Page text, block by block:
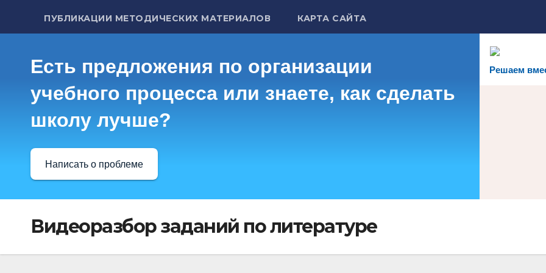
ПУБЛИКАЦИИ МЕТОДИЧЕСКИХ МАТЕРИАЛОВ КАРТА САЙТА
Решаем
Есть предложения по организации
учебного процесса или знаете, как сделать
школу лучше?
Написать о проблеме
Видеоразбор заданий по литературе